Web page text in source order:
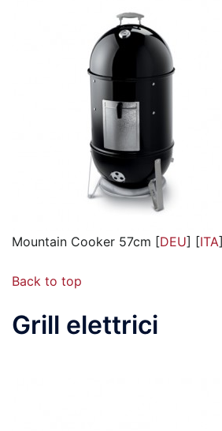
Mountain Cooker 57cm [DEU] [ITA]
Back to top
Grill elettrici